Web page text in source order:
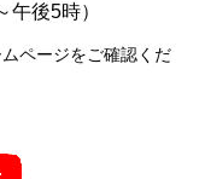
午後5時）
ページをご確認くだ